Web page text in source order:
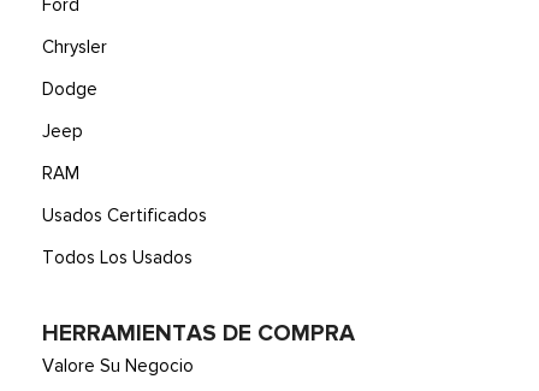
Ford
Chrysler
Dodge
Jeep
RAM
Usados Certificados
Todos Los Usados
HERRAMIENTAS DE COMPRA
Valore Su Negocio